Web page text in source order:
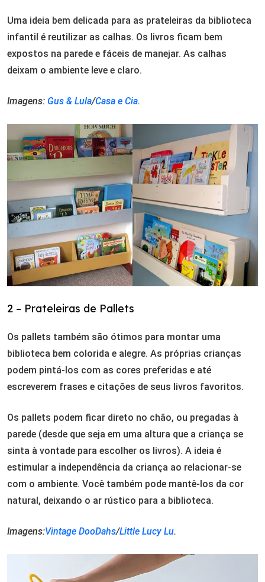
Uma ideia bem delicada para as prateleiras da biblioteca
infantil é reutilizar as calhas. Os livros ficam bem
expostos na parede e fáceis de manejar. As calhas
deixam o ambiente leve e claro.
Imagens: Gus & Lula/Casa e Cia.
2 – Prateleiras de Pallets
Os pallets também são ótimos para montar uma
biblioteca bem colorida e alegre. As próprias crianças
podem pintá-los com as cores preferidas e até
escreverem frases e citações de seus livros favoritos.
Os pallets podem ficar direto no chão, ou pregadas à
parede (desde que seja em uma altura que a criança se
sinta à vontade para escolher os livros). A ideia é
estimular a independência da criança ao relacionar-se
com o ambiente. Você também pode mantê-los da cor
natural, deixando o ar rústico para a biblioteca.
Imagens:Vintage DooDahs/Little Lucy Lu.